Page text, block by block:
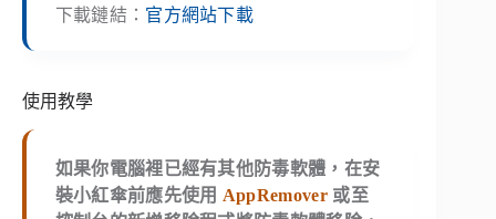
下載鏈結： 官方網站下載
使用教學
如果你電腦裡已經有其他防毒軟體，在安
裝小紅傘前應先使用 AppRemover 或至